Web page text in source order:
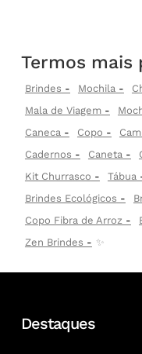
Termos mais
Brindes Mochila
Mala de Viagem
Caneca
Copo
Cadernos
Caneta
Kit Churrasco
Tábua
Brindes Ecológicos
Copo Fibra de Arroz
Zen Brindes
✨
Destaques